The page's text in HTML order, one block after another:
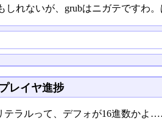
しれないが、grubはニガテですわ。
レイヤ進捗
テラルって、デフォが16進数かよ